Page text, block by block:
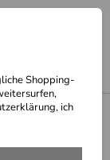
Shopping-
ich